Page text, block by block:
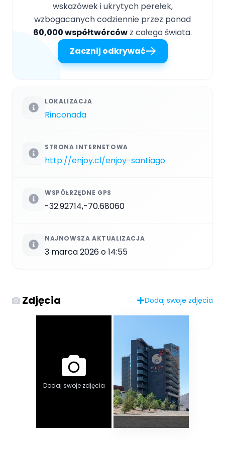
wskazówek i ukrytych perełek,
wzbogacanych codziennie przez ponad
60,000 współtwórców z całego świata.
Zacznij odkrywać
LOKALIZACJA
Rinconada
STRONA INTERNETOWA
http://enjoy.cl/enjoy-santiago
WSPÓŁRZĘDNE GPS
-32.92714,-70.68060
NAJNOWSZA AKTUALIZACJA
3 marca 2026 o 14:55
Zdjęcia Dodaj swoje zdjęcia
Dodaj swoje zdjęcia